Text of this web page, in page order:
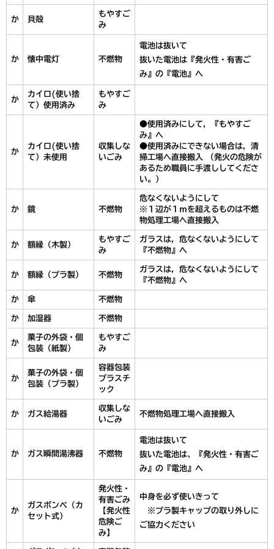
か 貝殻
もやすご
み
か 懐中電灯 不燃物
電池は抜いて
抜いた電池は『発火性・有害ご
み』の『電池』へ
か
カイロ(使い捨
て）使用済み
もやすご
み
か
カイロ(使い捨
て）未使用
収集しな
いごみ
●使用済みにして，『もやすご
み』へ
●使用済みにできない場合は，清
掃工場へ直接搬入 （発火の危険が
あるため職員に手渡ししてくださ
い。）
か 鏡 不燃物
危なくないようにして
※１辺が１ｍを超えるものは不燃
物処理工場へ直接搬入
か 額縁（木製）
もやすご
み
ガラスは，危なくないようにして
『不燃物』へ
か 額縁（プラ製） 不燃物
ガラスは，危なくないようにして
『不燃物』へ
か 傘 不燃物
か 加湿器 不燃物
か
菓子の外袋・個
包装（紙製）
もやすご
み
か
菓子の外袋・個
包装（プラ製）
容器包装
プラスチ
ック
か ガス給湯器
収集しな
いごみ
不燃物処理工場へ直接搬入
か ガス瞬間湯沸器 不燃物
電池は抜いて
抜いた電池は、『発火性・有害ご
み』の『電池』へ
か
ガスボンベ（カ
セット式）
発火性・
有害ごみ
【発火性
危険ご
み】
中身を必ず使いきって
※プラ製キャップの取り外しに
ご協力ください